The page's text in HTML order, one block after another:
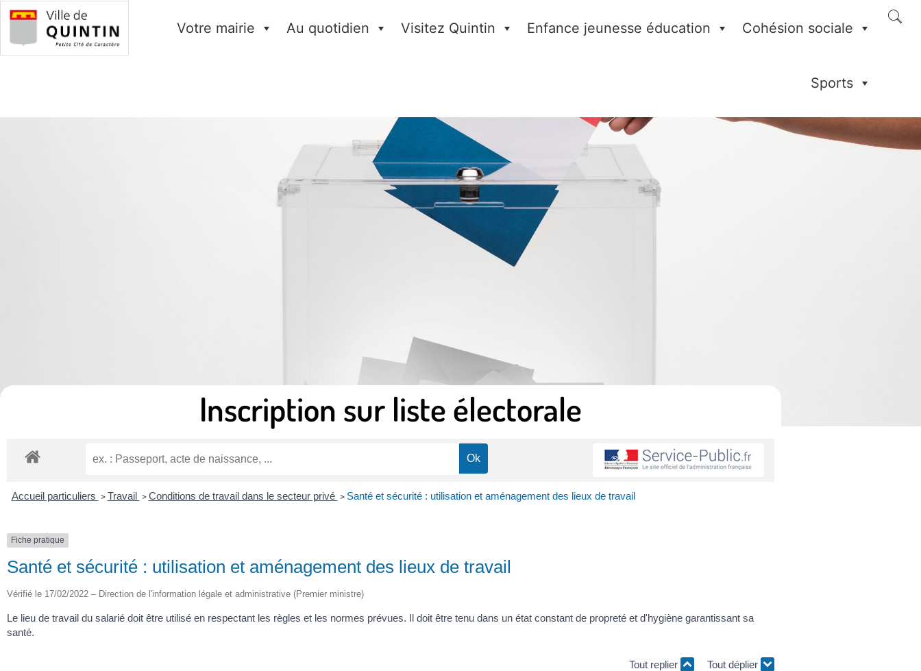
Votre mairie Au quotidien Visitez Quintin Enfance jeunesse éducation Cohésion sociale
Sports
Inscription sur liste électorale
Accueil particuliers > Travail > Conditions de travail dans le secteur privé > Santé et sécurité : utilisation et aménagement des lieux de travail
Fiche pratique
Santé et sécurité : utilisation et aménagement des lieux de travail
Vérifié le 17/02/2022 – Direction de l'information légale et administrative (Premier ministre)
Le lieu de travail du salarié doit être utilisé en respectant les règles et les normes prévues. Il doit être tenu dans un état constant de propreté et d'hygiène garantissant sa
santé.
Tout replier Tout déplier